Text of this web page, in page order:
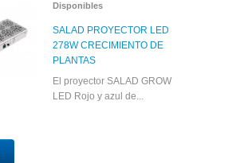
Disponibles
SALAD PROYECTOR LED
278W CRECIMIENTO DE
PLANTAS
El proyector SALAD GROW
LED Rojo y azul de...